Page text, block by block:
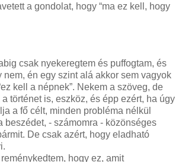
a gondolat, hogy “ma ez kell, hogy
csak nyekeregtem és puffogtam, és
nem, én egy szint alá akkor sem vagyok
kell a népnek”. Nekem a szöveg, de
történet is, eszköz, és épp ezért, ha úgy
a fő célt, minden probléma nélkül
beszédet, - számomra - közönséges
De csak azért, hogy eladható
hogy ez, amit